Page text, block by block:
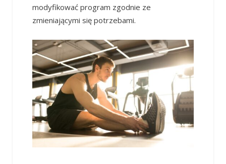
modyfikować program zgodnie ze
zmieniającymi się potrzebami.